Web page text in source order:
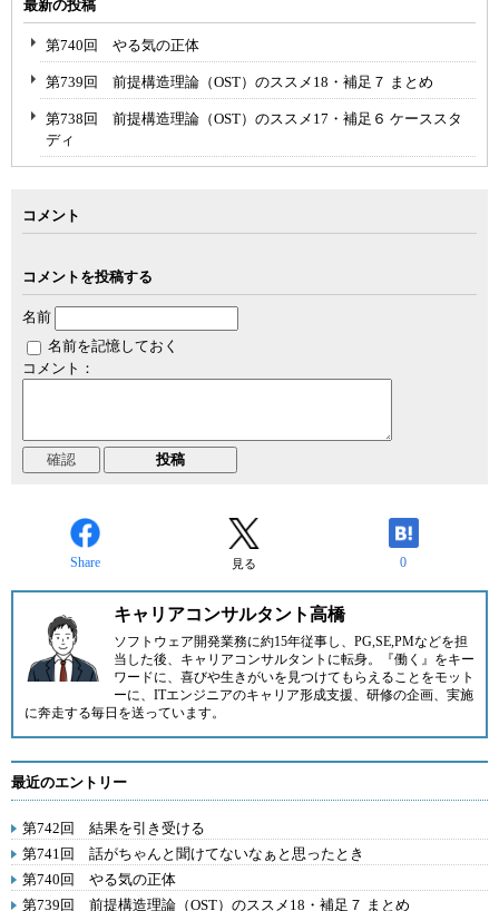
最新の投稿
第740回 やる気の正体
第739回 前提構造理論（OST）のススメ18・補足７ まとめ
第738回 前提構造理論（OST）のススメ17・補足６ ケーススタ
ディ
コメント
コメントを投稿する
名前
名前を記憶しておく
コメント：
Share 見る 0
キャリアコンサルタント高橋
ソフトウェア開発業務に約15年従事し、PG,SE,PMなどを担
当した後、キャリアコンサルタントに転身。『働く』をキー
ワードに、喜びや生きがいを見つけてもらえることをモット
ーに、ITエンジニアのキャリア形成支援、研修の企画、実施
に奔走する毎日を送っています。
最近のエントリー
第742回 結果を引き受ける
第741回 話がちゃんと聞けてないなぁと思ったとき
第740回 やる気の正体
第739回 前提構造理論（OST）のススメ18・補足７ まとめ